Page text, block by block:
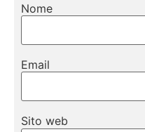
Nome
Email
Sito web